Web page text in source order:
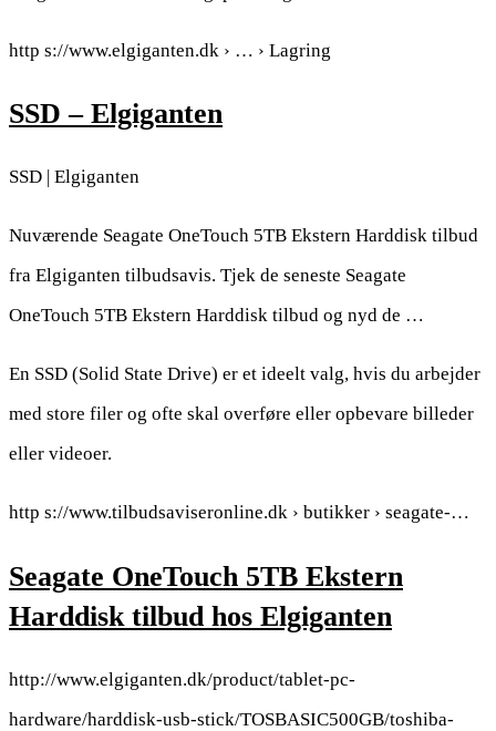
http s://www.elgiganten.dk › … › Lagring
SSD – Elgiganten
SSD | Elgiganten
Nuværende Seagate OneTouch 5TB Ekstern Harddisk tilbud
fra Elgiganten tilbudsavis. Tjek de seneste Seagate
OneTouch 5TB Ekstern Harddisk tilbud og nyd de …
En SSD (Solid State Drive) er et ideelt valg, hvis du arbejder
med store filer og ofte skal overføre eller opbevare billeder
eller videoer.
http s://www.tilbudsaviseronline.dk › butikker › seagate-…
Seagate OneTouch 5TB Ekstern
Harddisk tilbud hos Elgiganten
http://www.elgiganten.dk/product/tablet-pc-
hardware/harddisk-usb-stick/TOSBASIC500GB/toshiba-